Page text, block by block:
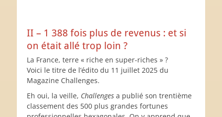
II – 1 388 fois plus de revenus : et si
on était allé trop loin ?
La France, terre « riche en super-riches » ?
Voici le titre de l’édito du 11 juillet 2025 du
Magazine Challenges.
Eh oui, la veille, Challenges a publié son trentième
classement des 500 plus grandes fortunes